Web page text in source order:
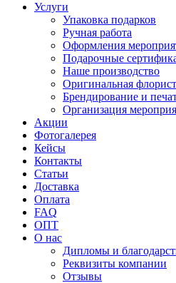
Услуги
Упаковка подарков
Ручная работа
Оформления
Подарочные
Наше производство
Оригинальная
Брендирование и
Организация
Акции
Фотогалерея
Кейсы
Контакты
Статьи
Доставка
Оплата
FAQ
ОПТ
О нас
Дипломы и
Реквизиты компании
Отзывы